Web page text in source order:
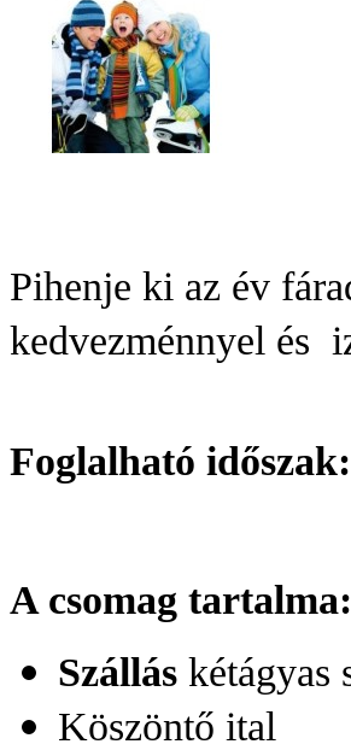
Pihenje ki az év
kedvezménnyel és
Foglalható
A csomag tartalma:
Szállás kétágyas
Köszöntő ital